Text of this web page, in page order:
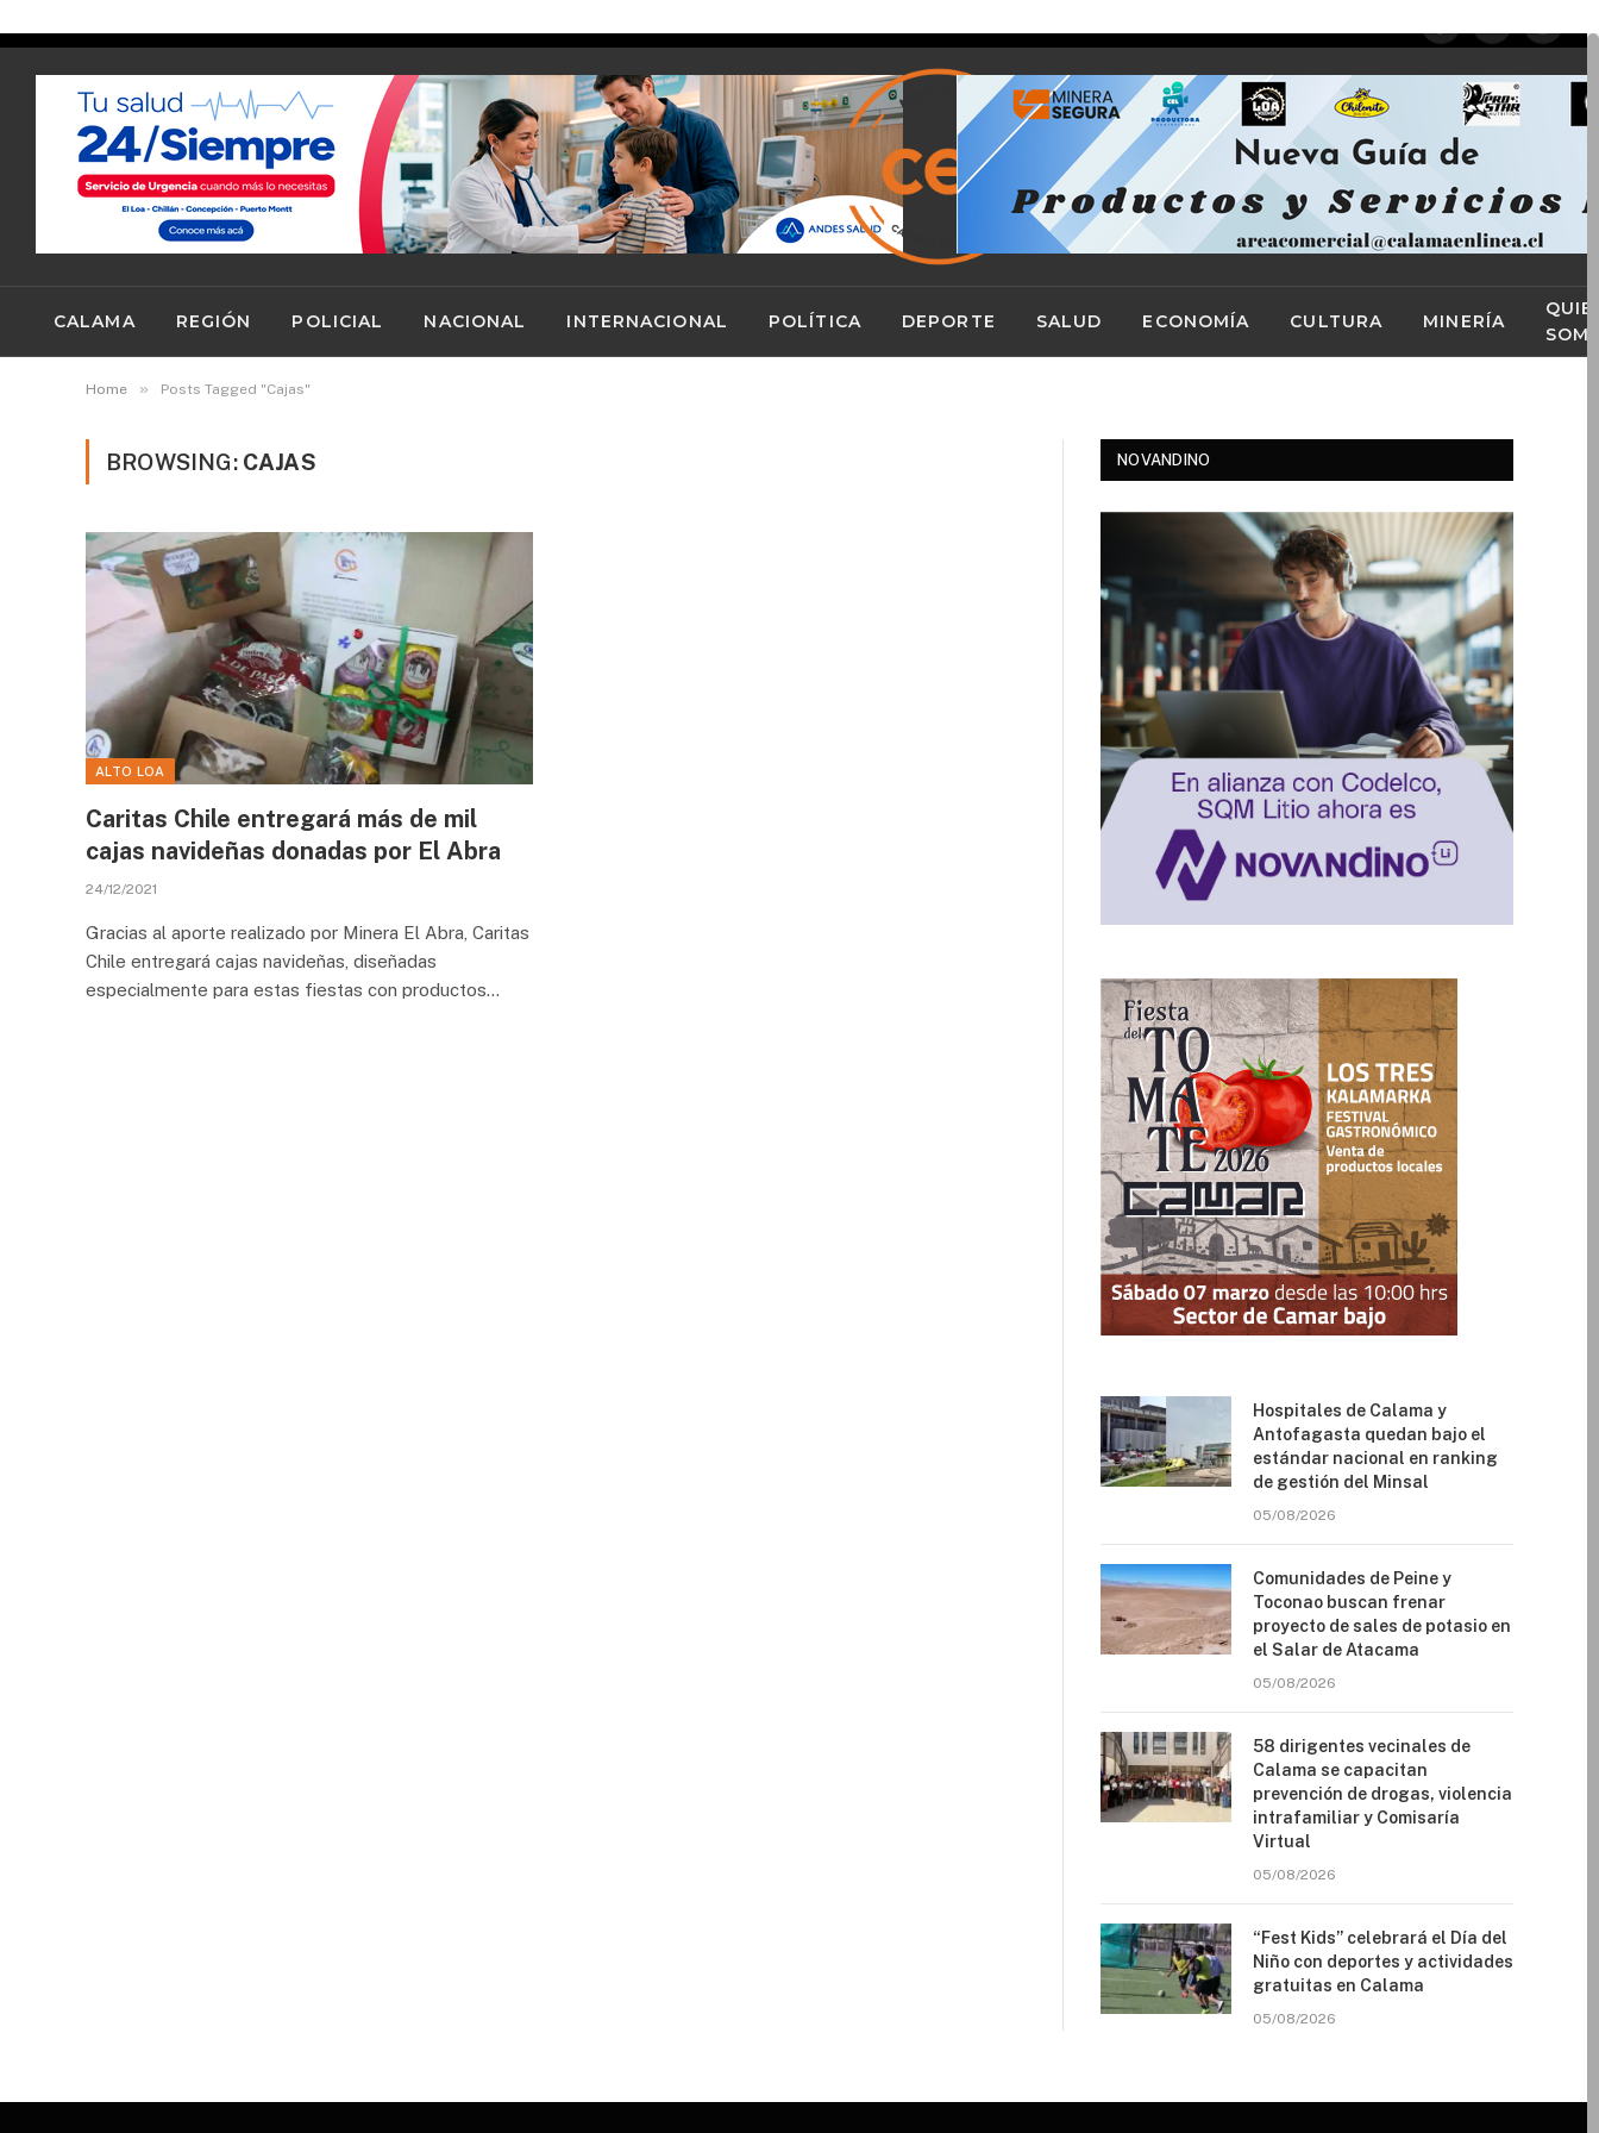
Facebook
X
CALAMA REGIÓN POLICIAL NACIONAL INTERNACIONAL POLÍTICA DEPORTE SALUD ECONOMÍA CULTURA MINERÍA
Home » Posts Tagged "Cajas"
BROWSING: CAJAS
ALTO LOA
Caritas Chile entregará más de mil
cajas navideñas donadas por El Abra
24/12/2021
Gracias al aporte realizado por Minera El Abra, Caritas
Chile entregará cajas navideñas, diseñadas
especialmente para estas fiestas con productos…
NOVANDINO
Hospitales de Calama y
Antofagasta quedan bajo el
estándar nacional en ranking
de gestión del Minsal
05/08/2026
Comunidades de Peine y
Toconao buscan frenar
proyecto de sales de potasio en
el Salar de Atacama
05/08/2026
58 dirigentes vecinales de
Calama se capacitan
prevención de drogas, violencia
intrafamiliar y Comisaría
Virtual
05/08/2026
“Fest Kids” celebrará el Día del
Niño con deportes y actividades
gratuitas en Calama
05/08/2026